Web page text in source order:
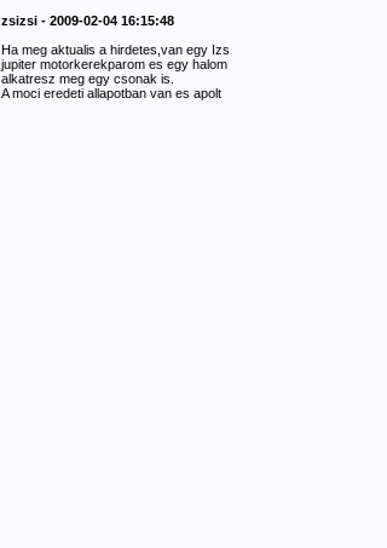
zsizsi - 2009-02-04 16:15:48
Ha meg aktualis a hirdetes,van egy Izs
jupiter motorkerekparom es egy halom
alkatresz meg egy csonak is.
A moci eredeti allapotban van es apolt